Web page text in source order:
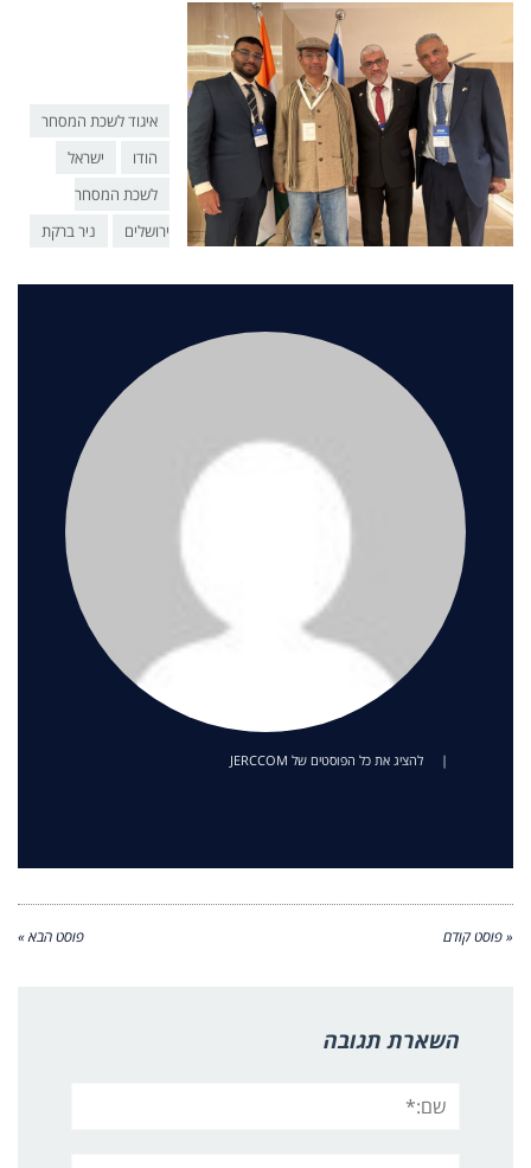
איגוד לשכת המסחר
הודו
ישראל
לשכת המסחר
ירושלים
ניר ברקת
| להציג את כל הפוסטים של JERCCOM
« פוסט קודם פוסט הבא »
השארת תגובה